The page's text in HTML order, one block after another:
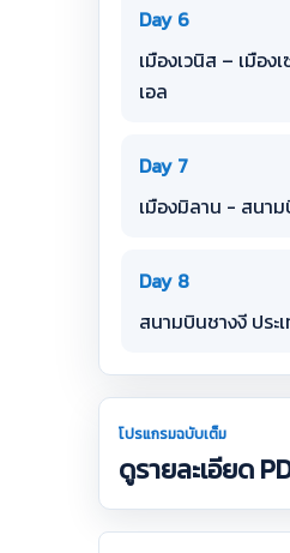
Day 6
เมืองเวนิส – เมือ
เอล
Day 7
เมืองมิลาน - สนา
Day 8
สนามบินชางงี ปร
โปรแกรมฉบับเต็ม
ดูรายละเอียด